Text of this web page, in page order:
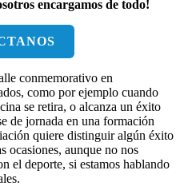
encargamos de todo!
conmemorativo en
como por ejemplo cuando
se retira, o alcanza un éxito
de jornada en una formación
quiere distinguir algún éxito
ocasiones, aunque no nos
el deporte, si estamos hablando